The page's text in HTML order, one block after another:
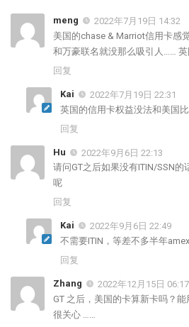
meng
2022年7月19日 14:32
美国的chase & Marriot信用卡感
和万豪联名就没那么吸引人……
回复
Kai
2022年7月19日 22:31
英国的信用卡权益没法和美国比
回复
Hu
2022年9月6日 22:13
请问GT之后如果没有ITIN/SSN
呢
回复
Kai
2022年9月6日 22:49
不需要ITIN，等差不多半年
回复
Zhang
2022年12月15日 06:17
GT 之后，美国的卡算新卡吗？
很关心 ……